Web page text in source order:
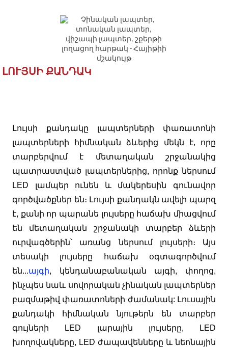
ԼՈՒՅՍԻ ՔԱՆԴԱԿ
Լույսի քանդակը լապտերների փառատոնի
լապտերների հիմնական ձևերից մեկն է, որը
տարբերվում է մետաղական շրջանակից
պատրաստված լապտերներից, որոնք ներսում
LED լամպեր ունեն և մակերեսին գունավոր
գործվածքներ են։ Լույսի քանդակն ավելի պարզ
է, քանի որ պարանե լույսերը հաճախ միացվում
են մետաղական շրջանակի տարբեր ձևերի
ուրվագծերին՝ առանց ներսում լույսերի։ Այս
տեսակի լույսերը հաճախ օգտագործվում
են...այգի, կենդանաբանական այգի, փողոց,
ինչպես նաև սովորական չինական լապտերներ
բազմաթիվ փառատոների ժամանակ: Լուսային
քանդակի հիմնական նյութերն են տարբեր
գույների LED լարային լույսերը, LED
խողովակները, LED ժապավենները և նեոնային